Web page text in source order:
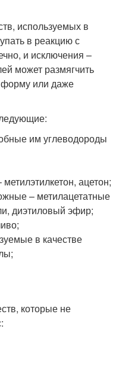
используемых в
в реакцию с
и исключения –
может размягчить
форму или даже
им углеводороды
ацетон;
– метилацетатные
диэтиловый эфир;
в качестве
которые не